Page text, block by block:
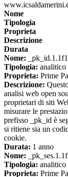
Nome
Tipologia
Proprieta
Descrizione
Durata
Nome:
Tipologia: analitico
Proprieta: Prime
Descrizione:
analisi web open
proprietari di siti
misurare le
prefisso _pk_id è
si ritiene sia un
cookie.
Durata: 1 anno
Nome:
Tipologia: analitico
Proprieta: Prime